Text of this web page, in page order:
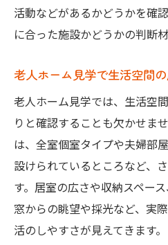
活動などがあるかどうかを確
に合った施設かどうかの判断
老人ホーム見学で生活空間
老人ホーム見学では、生活空
りと確認することも欠かせま
は、全室個室タイプや夫婦部
設けられているところなど、
す。居室の広さや収納スペー
窓からの眺望や採光など、実
活のしやすさが見えてきます。